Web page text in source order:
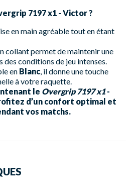
7197 x1 - Victor ?
en main agréable tout en étant
collant permet de maintenir une
des conditions de jeu intenses.
en Blanc , il donne une touche
à votre raquette.
le Overgrip 7197 x1-
d’un confort optimal et
vos matchs.